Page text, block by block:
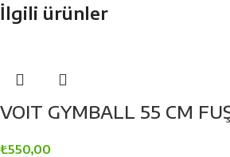
İlgili ürünler
VOIT GYMBALL 55 CM
₺550,00